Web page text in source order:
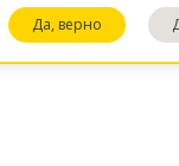
Да, верно